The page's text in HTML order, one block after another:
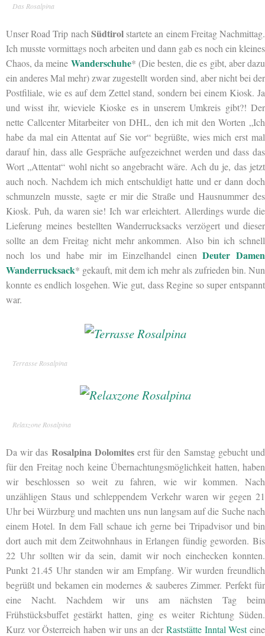
Das Rosalpina
Unser Road Trip nachSüdtirolstartetean einem Freitag Nachmittag.
Ich musste vormittags noch arbeiten und dann gab es noch ein kleines
Chaos, da meine Wanderschuhe* (Die besten, die es gibt, aber dazu
ein anderes Mal mehr) zwar zugestellt worden sind, aber nicht bei der
Postfiliale, wie es auf dem Zettel stand, sondern bei einem Kiosk. Ja
und wisst ihr, wieviele Kioske es in unserem Umkreis gibt?! Der
nette Callcenter Mitarbeiter von DHL, den ich mit den Worten „Ich
habe da mal ein Attentat auf Sie vor“ begrüßte, wies mich erst mal
darauf hin, dass alle Gespräche aufgezeichnet werden und dass das
Wort „Attentat“ wohl nicht so angebracht wäre. Ach du je, das jetzt
auch noch. Nachdem ich mich entschuldigt hatte und er dann doch
schmunzeln musste, sagte er mir die Straße und Hausnummer des
Kiosk. Puh, da waren sie! Ich war erleichtert. Allerdings wurde die
Lieferung meines bestellten Wanderrucksacks verzögert und dieser
sollte an dem Freitag nicht mehr ankommen. Also bin ich schnell
noch los und habe mir im Einzelhandel einenDeuter Damen
Wanderrucksack* gekauft, mit dem ich mehr als zufrieden bin. Nun
konnte es endlich losgehen. Wie gut, dass Regine so super entspannt
war.
Terrasse Rosalpina
Relaxzone Rosalpina
Da wir das Rosalpina Dolomiteserst für den Samstag gebucht und
für den Freitag noch keine Übernachtungsmöglichkeit hatten, haben
wir beschlossen so weit zu fahren, wie wir kommen. Nach
unzähligen Staus und schleppendem Verkehr waren wir gegen 21
Uhr bei Würzburg und machten uns nun langsam auf die Suche nach
einem Hotel. In dem Fall schaue ich gerne bei Tripadvisor und bin
dort auch mit dem Zeitwohnhaus in Erlangen fündig geworden. Bis
22 Uhr sollten wir da sein, damit wir noch einchecken konnten.
Punkt 21.45 Uhr standen wir am Empfang. Wir wurden freundlich
begrüßt und bekamen ein modernes & sauberes Zimmer. Perfekt für
eine Nacht. Nachdem wir uns am nächsten Tag beim
Frühstücksbuffet gestärkt hatten, ging es weiter Richtung Süden.
Kurz vor Österreich haben wir uns an derRaststätte Inntal Westeine